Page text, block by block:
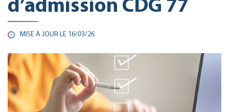
d’admission CDG 77
MISE À JOUR LE 16/03/26